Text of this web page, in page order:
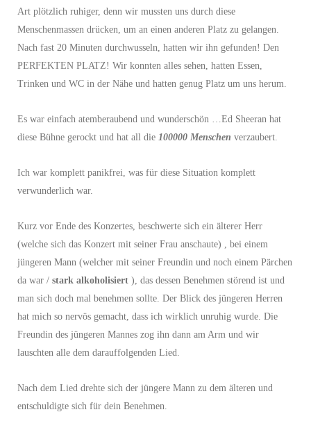
Art plötzlich ruhiger, denn wir mussten uns durch diese
Menschenmassen drücken, um an einen anderen Platz zu gelangen.
Nach fast 20 Minuten durchwusseln, hatten wir ihn gefunden! Den
PERFEKTEN PLATZ! Wir konnten alles sehen, hatten Essen,
Trinken und WC in der Nähe und hatten genug Platz um uns herum.
Es war einfach atemberaubend und wunderschön …Ed Sheeran hat
diese Bühne gerockt und hat all die 100000 Menschen verzaubert.
Ich war komplett panikfrei, was für diese Situation komplett
verwunderlich war.
Kurz vor Ende des Konzertes, beschwerte sich ein älterer Herr
(welche sich das Konzert mit seiner Frau anschaute) , bei einem
jüngeren Mann (welcher mit seiner Freundin und noch einem Pärchen
da war / stark alkoholisiert ), das dessen Benehmen störend ist und
man sich doch mal benehmen sollte. Der Blick des jüngeren Herren
hat mich so nervös gemacht, dass ich wirklich unruhig wurde. Die
Freundin des jüngeren Mannes zog ihn dann am Arm und wir
lauschten alle dem darauffolgenden Lied.
Nach dem Lied drehte sich der jüngere Mann zu dem älteren und
entschuldigte sich für dein Benehmen.